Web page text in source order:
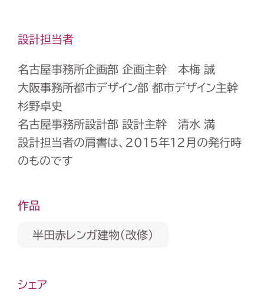
設計担当者
名古屋事務所企画部 企画主幹 本梅 誠
大阪事務所都市デザイン部 都市デザイン主幹
杉野卓史
名古屋事務所設計部 設計主幹 清水 満
設計担当者の肩書は、2015年12月の発行時
のものです
作品
半田赤レンガ建物（改修）
シェア